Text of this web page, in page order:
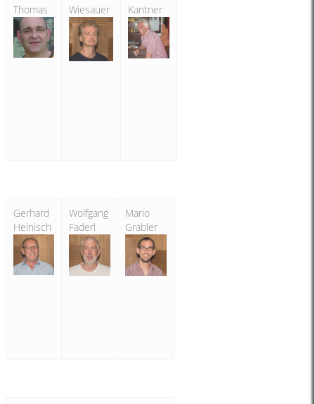
Thomas
Wiesauer
Kantner
Gerhard
Heinisch
Wolfgang
Faderl
Mario
Grabler